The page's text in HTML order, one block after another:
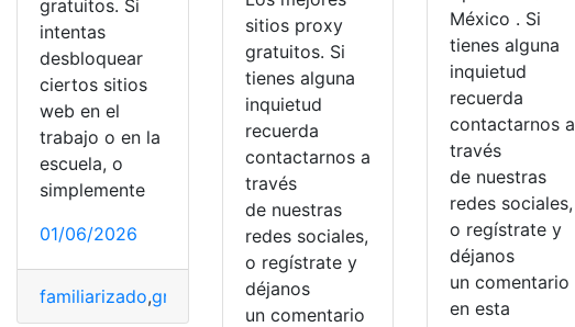
gratuitos. Si
intentas
desbloquear
ciertos sitios
web en el
trabajo o en la
escuela, o
simplemente
01/06/2026
familiarizado,gratuitos Mejores,Proxy
sitios proxy
gratuitos. Si
tienes alguna
inquietud
recuerda
contactarnos a
través
de nuestras
redes sociales,
o regístrate y
déjanos
un comentario
México . Si
tienes alguna
inquietud
recuerda
contactarnos a
través
de nuestras
redes sociales,
o regístrate y
déjanos
un comentario
en esta